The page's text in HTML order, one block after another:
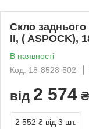
Скло заднього
II, ( ASPOCK),
В наявності
Код: 18-8528-502
від 2 574 ₴
2 552 ₴ від 3 шт.